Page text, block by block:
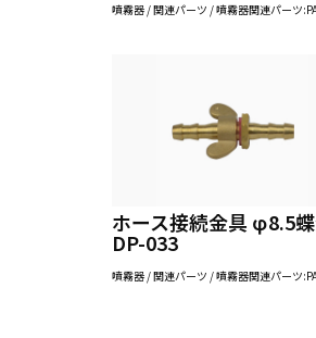
噴霧器 / 関連パーツ / 噴霧器関連パーツ
ホース接続金具 φ8.5
DP-033
噴霧器 / 関連パーツ / 噴霧器関連パーツ